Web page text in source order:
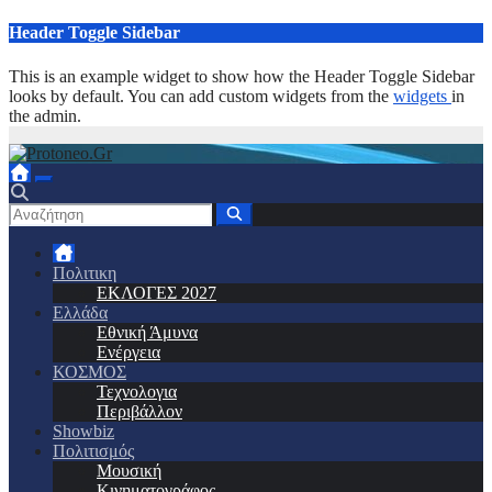
Μετάβαση
περιεχόμενο
Header Toggle Sidebar
This is an example widget to show how the Header Toggle Sidebar
looks by default. You can add custom widgets from the widgets in
the admin.
Πολιτικη
ΕΚΛΟΓΕΣ 2027
Ελλάδα
Εθνική Άμυνα
Ενέργεια
ΚΟΣΜΟΣ
Τεχνολογια
Περιβάλλον
Showbiz
Πολιτισμός
Μουσική